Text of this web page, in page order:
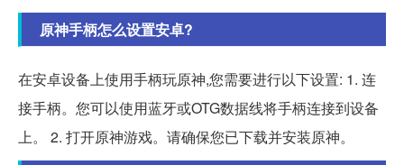
原神手柄怎么设置安卓?
在安卓设备上使用手柄玩原神,您需要进行以下设置: 1. 连
接手柄。您可以使用蓝牙或OTG数据线将手柄连接到设备
上。 2. 打开原神游戏。请确保您已下载并安装原神。